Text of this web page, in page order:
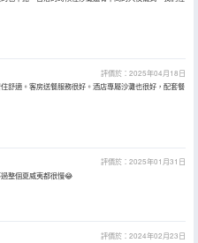
評價於：2025年04月18日
舒適。客房送餐服務很好。酒店專屬沙灘也很好，配套餐
評價於：2025年01月31日
整個夏威夷都很慢😂
評價於：2024年02月23日